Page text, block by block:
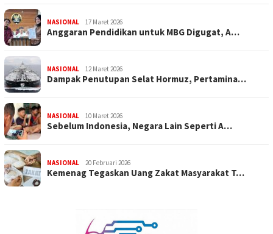
NASIONAL 17 Maret 2026
Anggaran Pendidikan untuk MBG Digugat, A…
NASIONAL 12 Maret 2026
Dampak Penutupan Selat Hormuz, Pertamina…
NASIONAL 10 Maret 2026
Sebelum Indonesia, Negara Lain Seperti A…
NASIONAL 20 Februari 2026
Kemenag Tegaskan Uang Zakat Masyarakat T…